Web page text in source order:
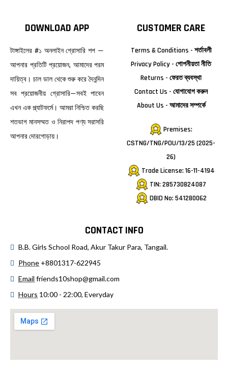
DOWNLOAD APP
টাঙ্গাইলের #১ অনলাইন গ্রোসারি শপ —
আপনার প্রতিটি প্রয়োজন, আমাদের পরম
দায়িত্ব। চাল ডাল থেকে শুরু করে দৈনন্দিন
সব প্রয়োজনীয় গ্রোসারি—সবই পাবেন
এখন এক প্ল্যাটফর্মে। আমরা নিশ্চিত করছি
শতভাগ মানসম্মত ও নিরাপদ পণ্য সরাসরি
আপনার দোরগোড়ায়।
CUSTOMER CARE
Terms & Conditions - শর্তাবলী
Privacy Policy - গোপনীয়তা নীতি
Returns - ফেরত ব্যবস্থা
Contact Us - যোগাযোগ করুন
About Us - আমাদের সম্পর্কে
Premises:
CSTNG/TNG/POU/13/25 (2025-
26)
Trade License: 16-11-4194
TIN: 285730824087
DBID No: 541280062
CONTACT INFO
B.B. Girls School Road, Akur Takur Para, Tangail.
Phone +8801317-622945
Email friends10shop@gmail.com
Hours 10:00 - 22:00, Everyday